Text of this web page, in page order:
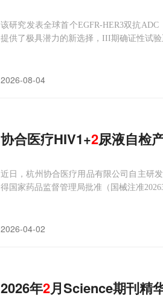
该研究发表全球首个EGFR-HER3双抗
提供了极具潜力的新选择，III期确证性试验
2026-08-04
协合医疗HIV1+2尿液自检
近日，杭州协合医疗用品有限公司自主研
得国家药品监督管理局批准（国械注准
2026-04-02
2026年2月Science期刊精